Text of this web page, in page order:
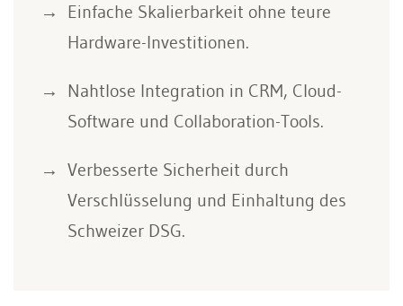
Einfache Skalierbarkeit ohne teure
Hardware-Investitionen.
Nahtlose Integration in CRM, Cloud-
Software und Collaboration-Tools.
Verbesserte Sicherheit durch
Verschlüsselung und Einhaltung des
Schweizer DSG.